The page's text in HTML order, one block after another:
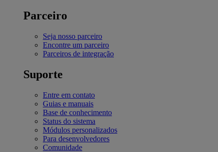
Parceiro
Seja nosso parceiro
Encontre um parceiro
Parceiros de integração
Suporte
Entre em contato
Guias e manuais
Base de conhecimento
Status do sistema
Módulos personalizados
Para desenvolvedores
Comunidade